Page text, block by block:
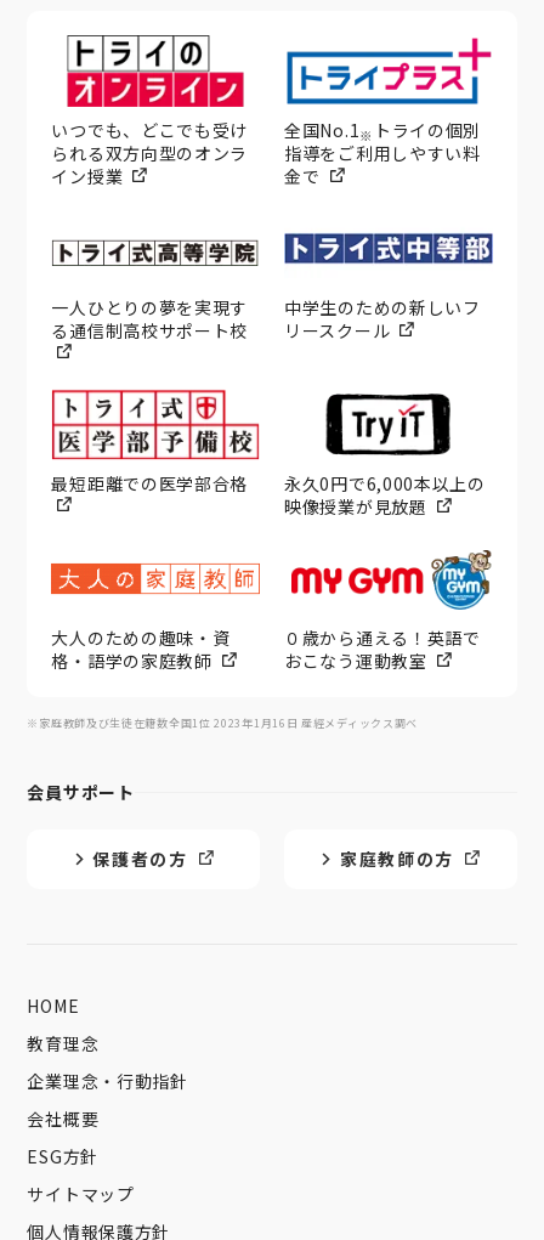
いつでも、どこでも受け
られる双方向型のオンラ
イン授業
全国No.1※ トライの個別
指導をご利用しやすい料
金で
一人ひとりの夢を実現す
る通信制高校サポート校
中学生のための新しいフ
リースクール
最短距離での医学部合格
永久0円で6,000本以上の
映像授業が見放題
大人のための趣味・資
格・語学の家庭教師
０歳から通える！英語で
おこなう運動教室
※家庭教師及び生徒在籍数全国1位 2023年1月16日 産經メディックス調べ
会員サポート
保護者の方 家庭教師の方
HOME
教育理念
企業理念・行動指針
会社概要
ESG方針
サイトマップ
個人情報保護方針